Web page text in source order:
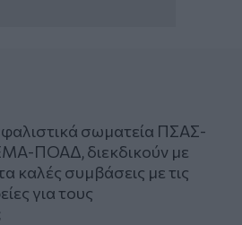
σωματεία ΠΣΑΣ-
ΠΟΑΔ, διεκδικούν με
καλές συμβάσεις με τις
για τους